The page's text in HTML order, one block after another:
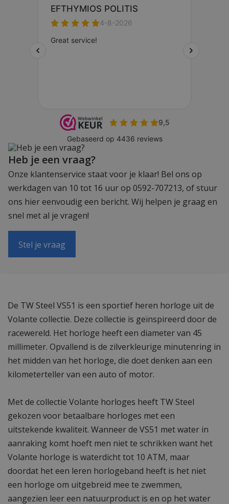
Heb je een vraag?
Onze klantenservice staat voor je klaar! Bel ons op
werkdagen van 10 tot 16 uur op 0592-707213, of stuur
ons hier eenvoudig een bericht. Wij helpen je graag en
snel met al je vragen!
Stel je vraag
De TW Steel VS51 is een sportief heren horloge uit de
Volante collectie. Deze collectie is geïnspireerd door de
racewereld. Het horloge heeft een diameter van 45
millimeter. Opvallend is de zilverkleurige minutenring in
het midden van het horloge, die doet denken aan een
kilometerteller van een auto of motor.
Met de collectie Volante horloges heeft TW Steel
gekozen voor betaalbare horloges met een
uitstekende kwaliteit. Wanneer de VS51 met water in
aanraking komt hoeft men niet te schrikken want het
Volante horloge is waterdicht tot 10 ATM, maar
doordat het een leren horlogeband heeft is het niet
een horloge om uitgebreid mee te zwemmen,
aangezien leer een natuurproduct is en op het water